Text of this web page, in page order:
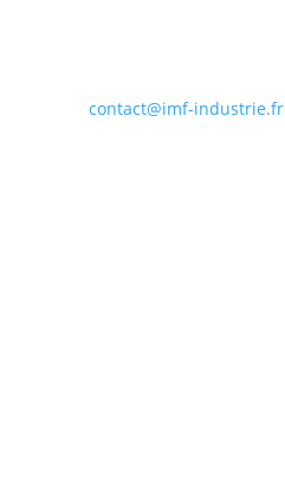
contact@imf-industrie.fr